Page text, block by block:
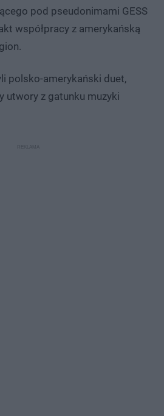
pod pseudonimami GESS
współpracy z amerykańską
polsko-amerykański duet,
utwory z gatunku muzyki